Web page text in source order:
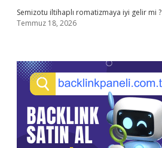
Semizotu iltihaplı romatizmaya iyi gelir mi ?
Temmuz 18, 2026